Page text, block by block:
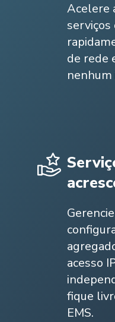
Acelere
serviços
de rede
nenhum
acesso
fique
EMS.